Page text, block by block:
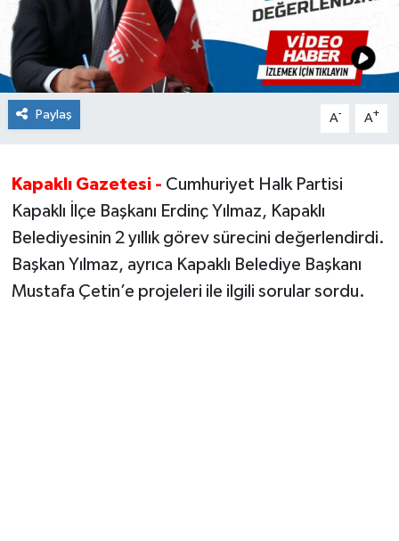
Paylaş A- A+
Kapaklı Gazetesi - Cumhuriyet Halk Partisi
Kapaklı İlçe Başkanı Erdinç Yılmaz, Kapaklı
Belediyesinin 2 yıllık görev sürecini değerlendirdi.
Başkan Yılmaz, ayrıca Kapaklı Belediye Başkanı
Mustafa Çetin’e projeleri ile ilgili sorular sordu.
Yaşam